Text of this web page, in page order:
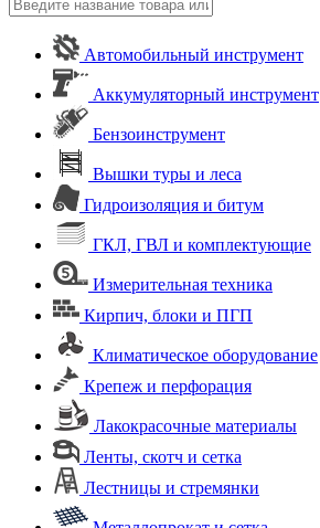
Автомобильный инструмент
Аккумуляторный инструмент
Бензоинструмент
Вышки туры и леса
Гидроизоляция и битум
ГКЛ, ГВЛ и комплектующие
Измерительная техника
Кирпич, блоки и ПГП
Климатическое оборудование
Крепеж и перфорация
Лакокрасочные материалы
Ленты, скотч и сетка
Лестницы и стремянки